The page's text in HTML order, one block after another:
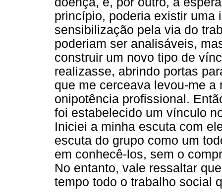
princípio, poderia existir uma
sensibilização pela via do
poderiam ser analisáveis,
construir um novo tipo de
realizasse, abrindo portas
que me cerceava levou-me
onipotência profissional.
foi estabelecido um vínculo
Iniciei a minha escuta com
escuta do grupo como um
em conhecê-los, sem o
No entanto, vale ressaltar
tempo todo o trabalho social